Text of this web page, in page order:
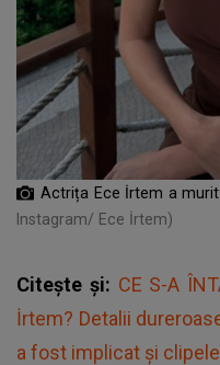
Actrița Ece İrtem a murit
Instagram/ Ece İrtem)
Citește și: CE S-A
İrtem? Detalii
a fost implicat și